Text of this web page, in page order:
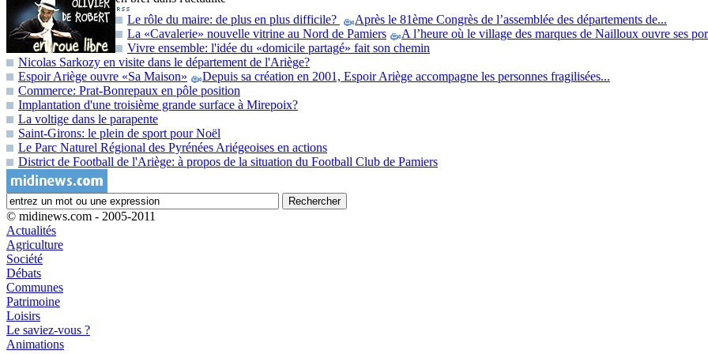
Le rôle du maire: de plus en plus difficile?
Après le 81ème Congrès de l’assemblée des départements de...
La «Cavalerie» nouvelle vitrine au Nord de Pamiers
A l’heure où le village des marques de Nailloux ouvre ses
Vivre ensemble: l'idée du «domicile partagé» fait son chemin
Nicolas Sarkozy en visite dans le département de l'Ariège?
Espoir Ariège ouvre «Sa Maison»
Depuis sa création en 2001, Espoir Ariège accompagne les personnes fragilisées...
Commerce: Prat-Bonrepaux en pôle position
Implantation d'une troisième grande surface à Mirepoix?
La voltige dans le parapente
Saint-Girons: le plein de sport pour Noël
Le Parc Naturel Régional des Pyrénées Ariégeoises en actions
District de Football de l'Ariège: à propos de la situation du Football Club de Pamiers
© midinews.com - 2005-2011
Actualités
Agriculture
Société
Débats
Communes
Patrimoine
Loisirs
Le saviez-vous ?
Animations